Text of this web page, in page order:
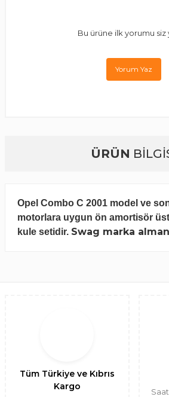
Bu ürüne ilk yorumu siz
Yorum Yaz
ÜRÜN
Opel Combo C 2001 model ve
motorlara uygun ön amortisör
kule setidir. Swag marka
Tüm Türkiye ve Kıbrıs
Kargo